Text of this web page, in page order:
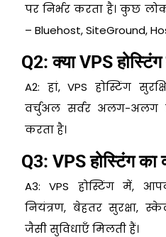
पर निर्भर करता है। कुछ
– Bluehost, SiteGround,
Q2: क्या VPS होस्टिंग
A2: हां, VPS होस्टिंग
वर्चुअल सर्वर अलग-अलग
करता है।
Q3: VPS होस्टिंग का
A3: VPS होस्टिंग में,
नियंत्रण, बेहतर सुरक्षा,
जैसी सुविधाएँ मिलती हैं।